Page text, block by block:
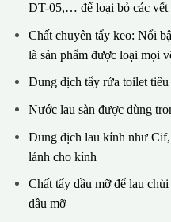
DT-05,… để loại bỏ các vết
Chất chuyên tẩy keo: Nổi
là sản phẩm được loại mọi
Dung dịch tẩy rửa toilet
Nước lau sàn được dùng
Dung dịch lau kính như
lánh cho kính
Chất tẩy dầu mỡ để lau
dầu mỡ